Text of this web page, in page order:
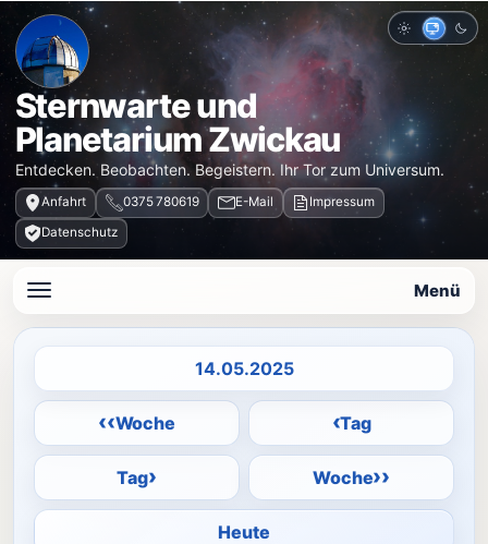
Sternwarte und
Planetarium Zwickau
Entdecken. Beobachten. Begeistern. Ihr Tor zum Universum.
Anfahrt 0375 780619 E-Mail
Impressum
Datenschutz
Hell Auto
Menü
‹‹Woche ‹Tag
Datum auswählen
Tag› Woche››
Heute